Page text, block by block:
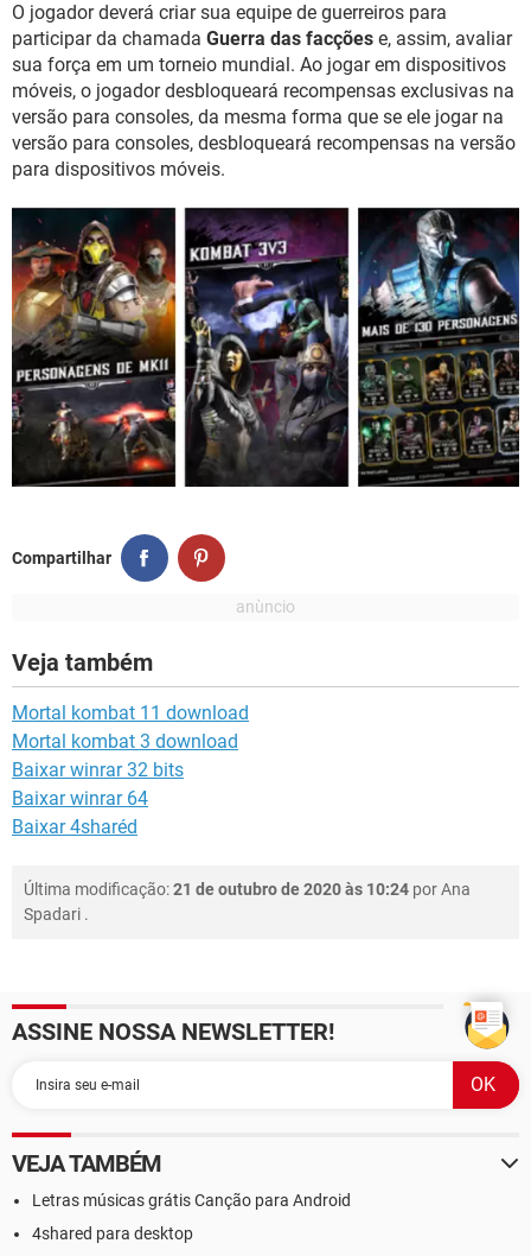
O jogador deverá criar sua equipe de guerreiros para
participar da chamada Guerra das facções e, assim, avaliar
sua força em um torneio mundial. Ao jogar em dispositivos
móveis, o jogador desbloqueará recompensas exclusivas na
versão para consoles, da mesma forma que se ele jogar na
versão para consoles, desbloqueará recompensas na versão
para dispositivos móveis.
Compartilhar
Veja também
Mortal kombat 11 download
Mortal kombat 3 download
Baixar winrar 32 bits
Baixar winrar 64
Baixar 4sharéd
Última modificação:21 de outubro de 2020 às 10:24 porAna
Spadari .
ASSINE NOSSA NEWSLETTER!
VEJA TAMBÉM
Letras músicas grátis Canção para Android
4shared para desktop